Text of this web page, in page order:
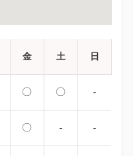
金 土 日
〇 〇 -
〇 - -